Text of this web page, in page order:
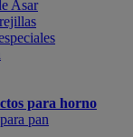
Asar
para horno
pan